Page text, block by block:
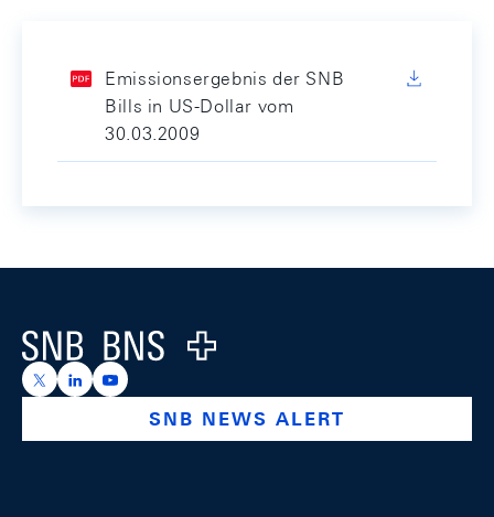
Emissionsergebnis der SNB
Bills in US-Dollar vom
30.03.2009
Logo
https://x.com/snb_bns
https://ch.linkedin.com/company/swiss-national-
https://www.youtube.com/@swissnationalbank
SNB NEWS ALERT